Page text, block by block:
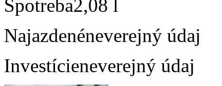
Spotreba2,08 l
Najazdenéneverejný údaj
Investícieneverejný údaj